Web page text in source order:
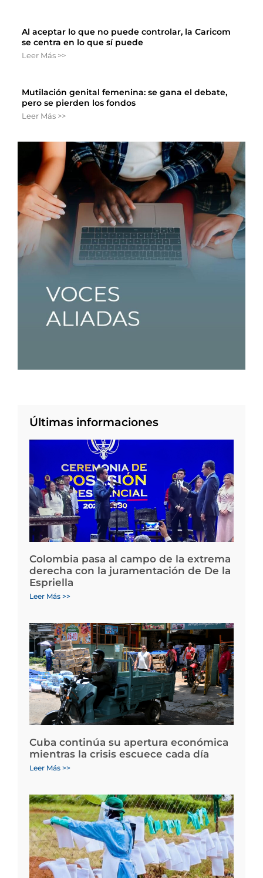
Al aceptar lo que no puede controlar, la Caricom
se centra en lo que sí puede
Leer Más >>
Mutilación genital femenina: se gana el debate,
pero se pierden los fondos
Leer Más >>
Últimas informaciones
Colombia pasa al campo de la extrema
derecha con la juramentación de De la
Espriella
Leer Más >>
Cuba continúa su apertura económica
mientras la crisis escuece cada día
Leer Más >>